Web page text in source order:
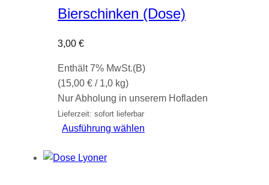
auf.
Produktseite
Bierschinken (Dose)
3,00 €
Enthält 7% MwSt.(B)
(15,00 € / 1,0 kg)
Nur Abholung in unserem Hofladen
Lieferzeit: sofort lieferbar
Ausführung wählen